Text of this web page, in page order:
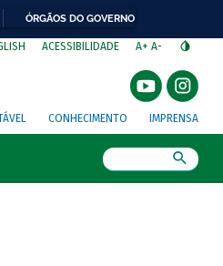
ÓRGÃOS DO GOVERNO
ACESSIBILIDADE A+ A-
CONHECIMENTO IMPRENSA